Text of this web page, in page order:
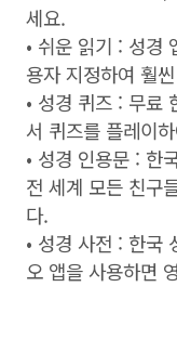
세요.
• 쉬운 읽기 : 성경
용자 지정하여 훨
• 성경 퀴즈 : 무료
서 퀴즈를 플레이
• 성경 인용문 : 한
전 세계 모든 친구
다.
• 성경 사전 : 한국
오 앱을 사용하면